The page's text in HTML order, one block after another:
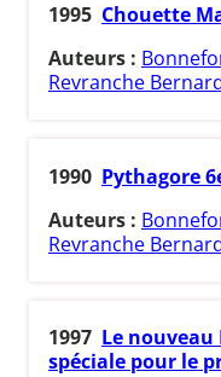
1995 Chouette
Auteurs :
Revranche
1990 Pythagore
Auteurs :
Revranche
1997 Le nouveau
spéciale pour le